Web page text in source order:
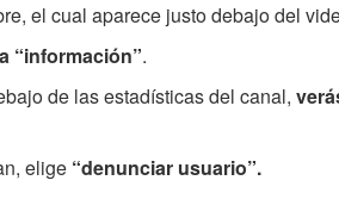
el cual aparece justo debajo del
“información”.
de las estadísticas del canal,
elige “denunciar usuario”.